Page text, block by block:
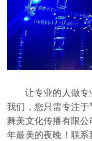
让专业的人做
我们，您只需专注
舞美文化传播有限
年最美的夜晚！联